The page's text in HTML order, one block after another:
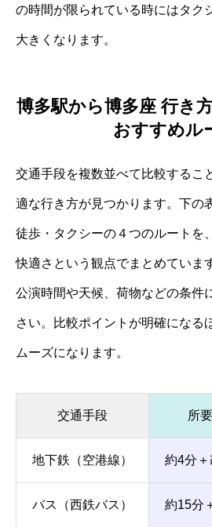
の時間が限られている時にはタク
大きくなります。
博多駅から博多座 行き
おすすめル
交通手段を複数並べて比較するこ
適な行き方が見つかります。下の
徒歩・タクシーの４つのルートを
快適さという観点でまとめていま
公演時間や天候、荷物などの条件
さい。比較ポイントが明確になる
ムーズになります。
交通手段 所
地下鉄（空港線） 約4分
バス（西鉄バス） 約15分